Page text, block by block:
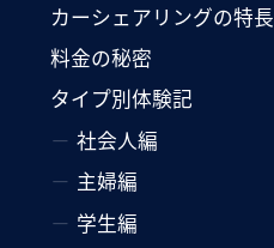
カーシェアリングの特長
料金の秘密
タイプ別体験記
社会人編
主婦編
学生編